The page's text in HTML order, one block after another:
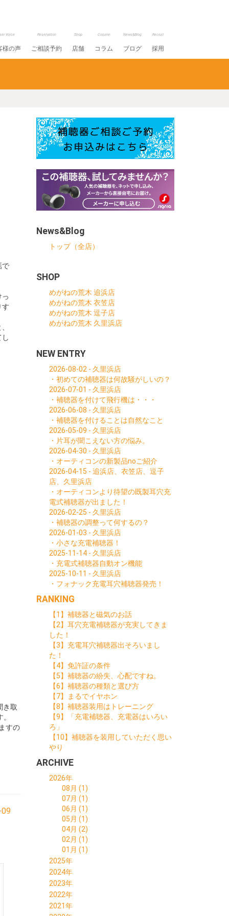
Voice
様の声
Reservation
ご相談予約
Shop
店舗
Column
コラム
News&Blog
ブログ
Recruit
採用
で
す
き取
すの
News&Blog
トップ（全店）
SHOP
めがねの荒木 追浜店
めがねの荒木 衣笠店
めがねの荒木 逗子店
めがねの荒木 久里浜店
NEW ENTRY
2026-08-02 - 久里浜店
・初めての補聴器は何故騒がしいの？
2026-07-01 - 久里浜店
・補聴器を付けて飛行機は・・・
2026-06-08 - 久里浜店
・補聴器を付けることは自然なこと
2026-05-09 - 久里浜店
・片耳が聞こえない方の悩み。
2026-04-30 - 久里浜店
・オーティコンの新製品noご紹介
2026-04-15 - 追浜店、衣笠店、逗子
店、久里浜店
・オーティコンより待望の既製耳穴充
電式補聴器が出ました！
2026-02-25 - 久里浜店
・補聴器の調整って何するの？
2026-01-03 - 久里浜店
・小さな充電補聴器！
2025-11-14 - 久里浜店
・充電式補聴器自動オン機能
2025-10-11 - 久里浜店
・フォナック充電耳穴補聴器発売！
RANKING
【1】補聴器と磁気のお話
【2】耳穴充電補聴器が充実してきま
した！
【3】充電耳穴補聴器出そろいまし
た！
【4】免許証の条件
【5】補聴器の紛失、心配ですね。
【6】補聴器の種類と選び方
【7】まるでイヤホン
【8】補聴器装用はトレーニング
【9】「充電補聴器、充電器はいろい
ろ」
【10】補聴器を装用していただく思い
やり
ARCHIVE
2026年
08月 (1)
07月 (1)
06月 (1)
05月 (1)
04月 (2)
02月 (1)
01月 (1)
2025年
11月 (1)
10月 (1)
09月 (1)
08月 (1)
06月 (1)
2024年
10月 (1)
09月 (1)
07月 (1)
06月 (1)
2023年
12月 (1)
11月 (1)
09月 (1)
2022年
12月 (3)
2021年